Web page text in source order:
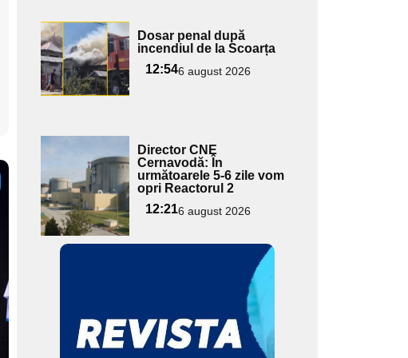
Adaugă
aici textul
pentru
subtitlu
Dosar penal după
incendiul de la Scoarța
12:546 august 2026
Adaugă
aici textul
pentru
subtitlu
Director CNE
Cernavodă: În
următoarele 5-6 zile vom
opri Reactorul 2
12:216 august 2026